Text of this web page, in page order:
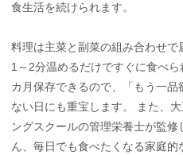
食生活を続けられます。
料理は主菜と副菜の組み合わせ
1～2分温めるだけですぐに食べ
カ月保存できるので、「もう一
ない日にも重宝します。 また、
ングスクールの管理栄養士が監
ん、毎日でも食べたくなる家庭的